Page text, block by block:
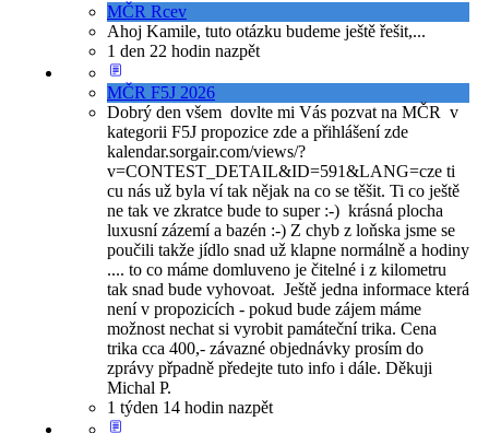
MČR Rcev
Ahoj Kamile, tuto otázku budeme ještě řešit,...
1 den 22 hodin nazpět
MČR F5J 2026
Dobrý den všem dovlte mi Vás pozvat na MČR v
kategorii F5J propozice zde a přihlášení zde
kalendar.sorgair.com/views/?
v=CONTEST_DETAIL&ID=591&LANG=cze ti
cu nás už byla ví tak nějak na co se těšit. Ti co ještě
ne tak ve zkratce bude to super :-) krásná plocha
luxusní zázemí a bazén :-) Z chyb z loňska jsme se
poučili takže jídlo snad už klapne normálně a hodiny
.... to co máme domluveno je čitelné i z kilometru
tak snad bude vyhovoat. Ještě jedna informace která
není v propozicích - pokud bude zájem máme
možnost nechat si vyrobit památeční trika. Cena
trika cca 400,- závazné objednávky prosím do
zprávy přpadně předejte tuto info i dále. Děkuji
Michal P.
1 týden 14 hodin nazpět